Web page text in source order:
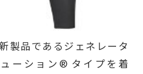
製品であるジェネレータ
ーション® タイプを着